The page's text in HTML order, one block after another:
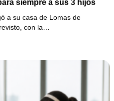
siempre a sus 3 hijos
a su casa de Lomas de
con la…